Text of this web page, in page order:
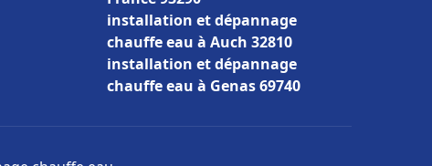
installation et dépannage
chauffe eau à Auch 32810
installation et dépannage
chauffe eau à Genas 69740